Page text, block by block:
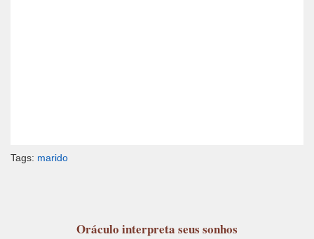
Tags: marido
Oráculo interpreta seus sonhos